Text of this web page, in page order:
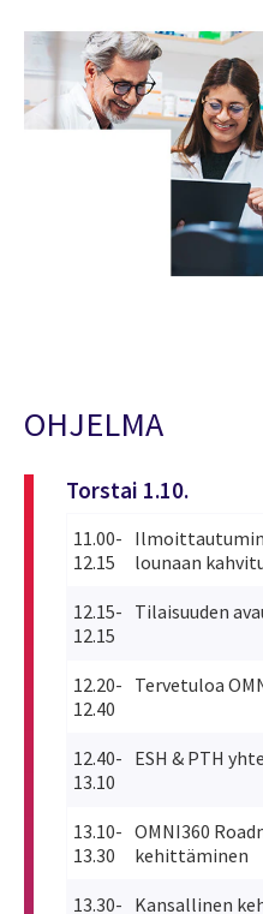
OHJELMA
Torstai 1.10.
11.00-
12.15
lounaan
12.15-
12.15
Tilaisuuden
12.20-
12.40
Tervetuloa
12.40-
13.10
ESH & PTH
13.10-
13.30
OMNI360
kehittäminen
13.30- Kansallinen